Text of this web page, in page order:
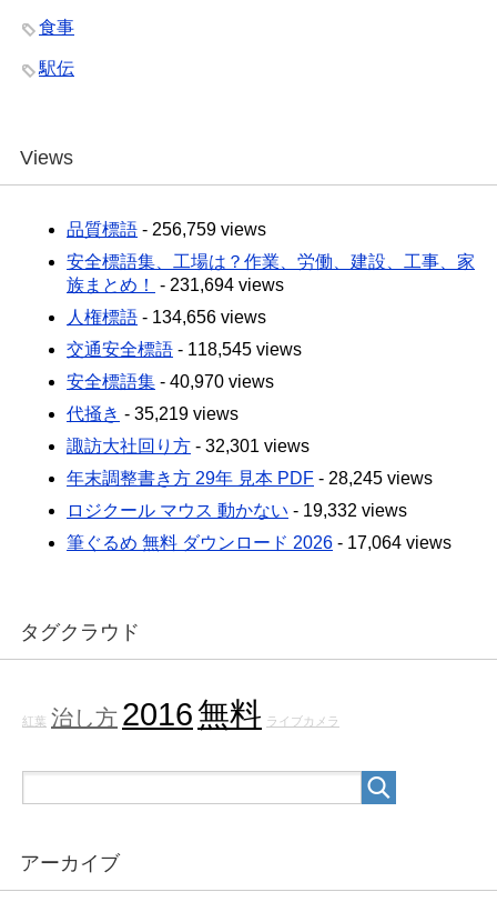
食事
駅伝
Views
品質標語 - 256,759 views
安全標語集、工場は？作業、労働、建設、工事、家
族まとめ！
- 231,694 views
人権標語 - 134,656 views
交通安全標語 - 118,545 views
安全標語集 - 40,970 views
代掻き - 35,219 views
諏訪大社回り方 - 32,301 views
年末調整書き方 29年 見本 PDF - 28,245 views
ロジクール マウス 動かない - 19,332 views
筆ぐるめ 無料 ダウンロード 2026 - 17,064 views
タグクラウド
紅葉 治し方 2016無料 ライブカメラ
アーカイブ